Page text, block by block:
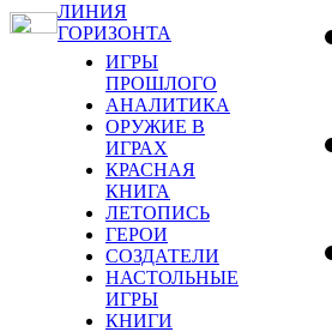
ЛИНИЯ
ГОРИЗОНТА
ИГРЫ
ПРОШЛОГО
АНАЛИТИКА
ОРУЖИЕ В
ИГРАХ
КРАСНАЯ
КНИГА
ЛЕТОПИСЬ
ГЕРОИ
СОЗДАТЕЛИ
НАСТОЛЬНЫЕ
ИГРЫ
КНИГИ